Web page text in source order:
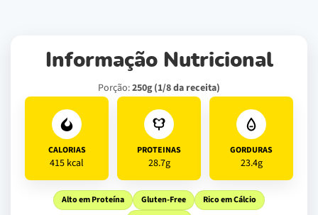
Informação Nutricional
Porção:250g (1/8 da receita)
CALORIAS
415 kcal
PROTEINAS
28.7g
GORDURAS
23.4g
Alto em Proteína Gluten-Free
Rico em Cálcio